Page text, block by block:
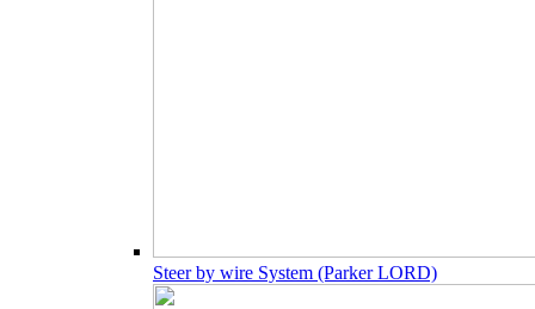
Steer by wire System (Parker LORD)